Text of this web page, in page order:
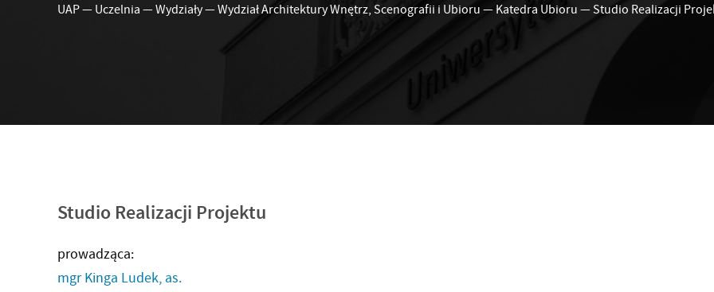
UAP— Uczelnia —Wydziały—Wydział Architektury Wnętrz, Scenografii i Ubioru — Katedra Ubioru —Studio Realizacji
Studio Realizacji Projektu
prowadząca:
mgr Kinga Ludek, as.